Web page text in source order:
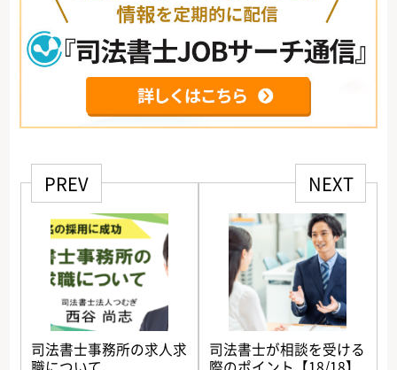
PREV
司法書士事務所の求人求
NEXT
司法書士が相談を受ける